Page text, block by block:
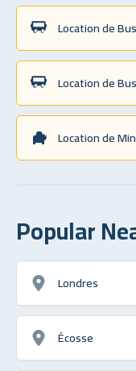
Location de
Location de
Location de
Popular
Londres
Écosse